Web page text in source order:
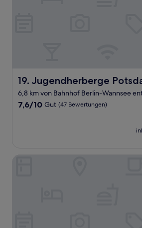
19. Jugendherberge
Jugendherberge Potsdam
6,8 km von Bahnhof Berlin-Wannsee
7.6
7,6/10 Gut (47 Bewertungen)